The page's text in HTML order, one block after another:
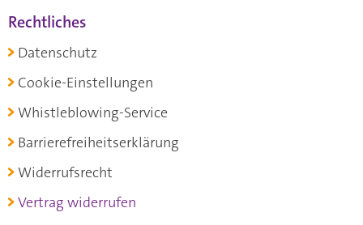
Rechtliches
Datenschutz
Cookie-Einstellungen
Whistleblowing-Service
Barrierefreiheitserklärung
Widerrufsrecht
Vertrag widerrufen